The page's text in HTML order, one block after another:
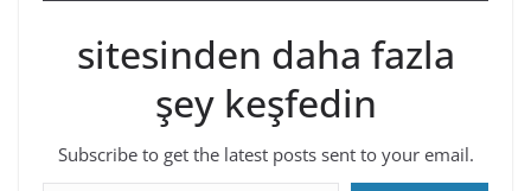
sitesinden daha fazla
şey keşfedin
Subscribe to get the latest posts sent to your email.
E-postanızı yazın…